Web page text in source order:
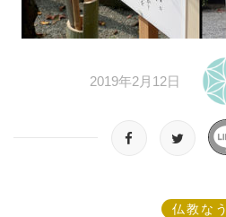
2019年2月12日
仏教なう